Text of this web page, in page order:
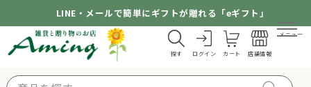
LINE・メールで簡単にギフトが贈れる「eギフト」
探す ログイン カート 店舗情報
メニュー